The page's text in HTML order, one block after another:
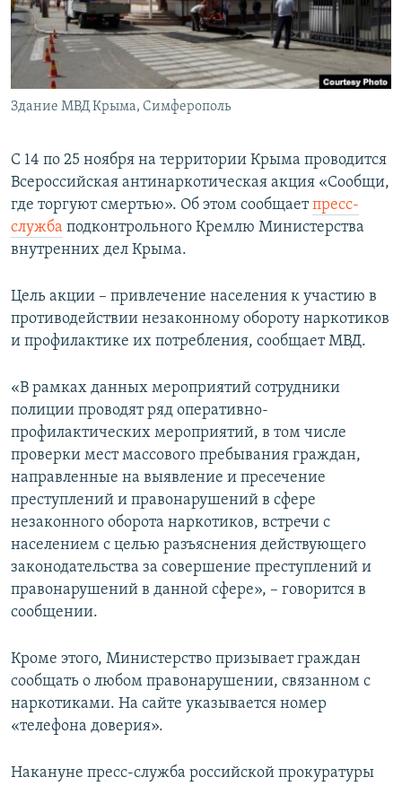
ПОБЕДИТЕЛЕЙ НЕ СУДЯТ?
КРЫМ.НЕПОКОРЕННЫЙ
ELIFBE
УКРАИНСКАЯ ПРОБЛЕМА КРЫМА
ПРИСОЕДИНЯЙТЕСЬ!
Здание МВД Крыма, Симферополь
С 14 по 25 ноября на территории Крыма проводится
Всероссийская антинаркотическая акция «Сообщи,
где торгуют смертью». Об этом сообщаетпресс-
служба подконтрольного Кремлю Министерства
внутренних дел Крыма.
Цель акции – привлечение населения к участию в
противодействии незаконному обороту наркотиков
и профилактике их потребления, сообщает МВД.
«В рамках данных мероприятий сотрудники
полиции проводят ряд оперативно-
профилактических мероприятий, в том числе
проверки мест массового пребывания граждан,
направленные на выявление и пресечение
преступлений и правонарушений в сфере
незаконного оборота наркотиков, встречи с
населением с целью разъяснения действующего
законодательства за совершение преступлений и
правонарушений в данной сфере», – говорится в
сообщении.
Кроме этого, Министерство призывает граждан
сообщать о любом правонарушении, связанном с
наркотиками. На сайте указывается номер
«телефона доверия».
Накануне пресс-служба российской прокуратуры